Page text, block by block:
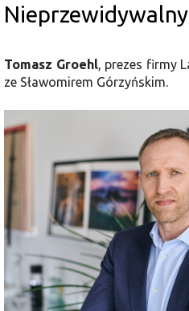
Tomasz Groehl, prezes firmy
ze Sławomirem Górzyńskim.